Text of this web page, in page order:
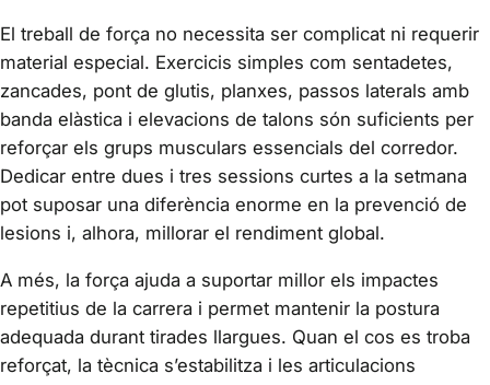
El treball de força no necessita ser complicat ni requerir
material especial. Exercicis simples com sentadetes,
zancades, pont de glutis, planxes, passos laterals amb
banda elàstica i elevacions de talons són suficients per
reforçar els grups musculars essencials del corredor.
Dedicar entre dues i tres sessions curtes a la setmana
pot suposar una diferència enorme en la prevenció de
lesions i, alhora, millorar el rendiment global.
A més, la força ajuda a suportar millor els impactes
repetitius de la carrera i permet mantenir la postura
adequada durant tirades llargues. Quan el cos es troba
reforçat, la tècnica s’estabilitza i les articulacions